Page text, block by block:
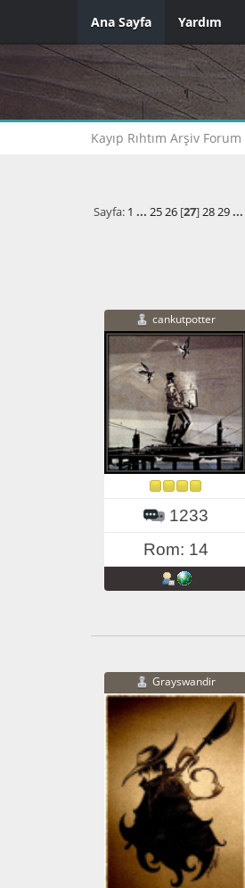
Ana Sayfa Yardım
Kayıp Rıhtım Arşiv Forum
Sayfa: 1 ... 25 26[27]28 29 ...
cankutpotter
1233
Rom: 14
Grayswandir